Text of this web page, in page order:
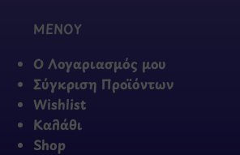
ΜΕΝΟΥ
Ο Λογαριασμός μου
Σύγκριση Προϊόντων
Wishlist
Καλάθι
Shop